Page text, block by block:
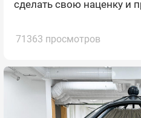
сделать свою наценку и
71363 просмотров